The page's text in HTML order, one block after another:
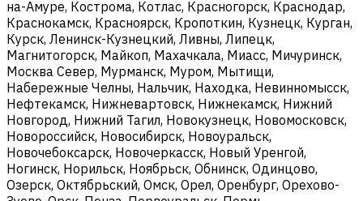
на-Амуре, Кострома, Котлас, Красногорск, Краснодар,
Краснокамск, Красноярск, Кропоткин, Кузнецк, Курган,
Курск, Ленинск-Кузнецкий, Ливны, Липецк,
Магнитогорск, Майкоп, Махачкала, Миасс, Мичуринск,
Москва Север, Мурманск, Муром, Мытищи,
Набережные Челны, Нальчик, Находка, Невинномысск,
Нефтекамск, Нижневартовск, Нижнекамск, Нижний
Новгород, Нижний Тагил, Новокузнецк, Новомосковск,
Новороссийск, Новосибирск, Новоуральск,
Новочебоксарск, Новочеркасск, Новый Уренгой,
Ногинск, Норильск, Ноябрьск, Обнинск, Одинцово,
Озерск, Октябрьский, Омск, Орел, Оренбург, Орехово-